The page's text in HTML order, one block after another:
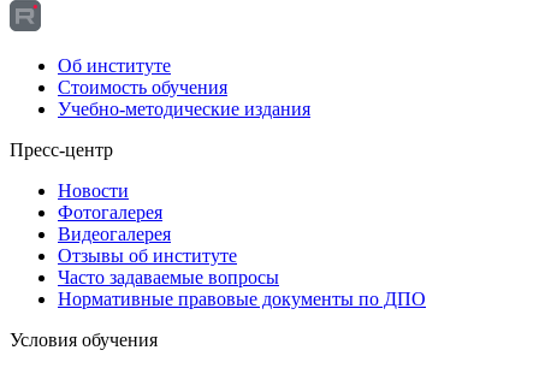
Об институте
Стоимость обучения
Учебно-методические издания
Пресс-центр
Новости
Фотогалерея
Видеогалерея
Отзывы об институте
Часто задаваемые вопросы
Нормативные правовые документы по ДПО
Условия обучения